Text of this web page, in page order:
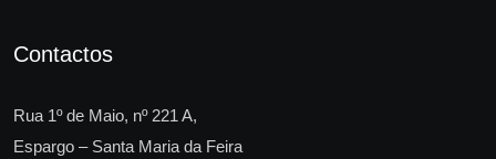
Contactos
Rua 1º de Maio, nº 221 A,
Espargo – Santa Maria da Feira